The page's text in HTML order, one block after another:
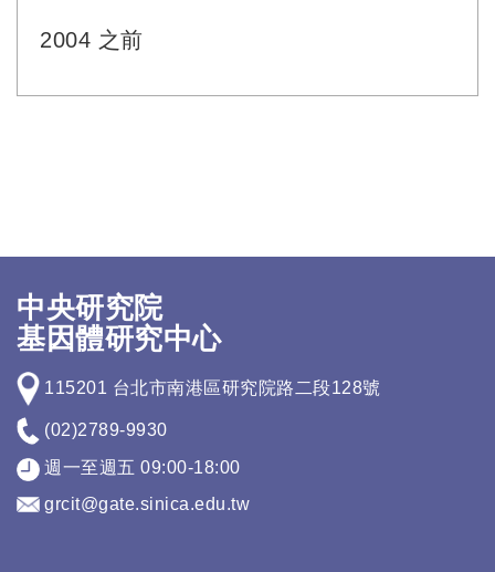
2004 之前
中央研究院
基因體研究中心
115201 台北市南港區研究院路二段128號
(02)2789-9930
週一至週五 09:00-18:00
grcit@gate.sinica.edu.tw